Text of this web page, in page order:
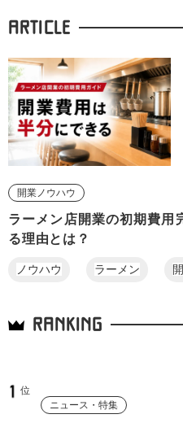
ARTICLE
開業ノウハウ
ラーメン店開業の初期費用
る理由とは？
ノウハウ ラーメン
RANKING
ニュース・特集